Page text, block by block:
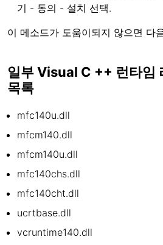
기 - 동의 - 설치 선택.
이 메소드가 도움이되지 않으면 다
일부 Visual C ++ 런타임
목록
mfc140u.dll
mfcm140.dll
mfcm140u.dll
mfc140chs.dll
mfc140cht.dll
ucrtbase.dll
vcruntime140.dll